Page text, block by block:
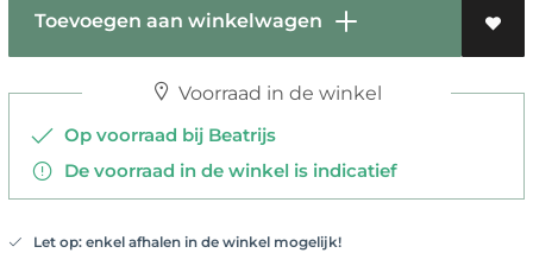
Toevoegen aan winkelwagen
Voorraad in de winkel
Op voorraad bij Beatrijs
De voorraad in de winkel is indicatief
Let op: enkel afhalen in de winkel mogelijk!